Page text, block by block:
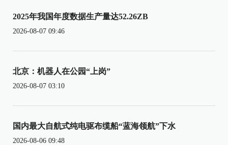
2025年我国年度数据生产量达52.26ZB
2026-08-07 09:46
北京：机器人在公园“上岗”
2026-08-07 03:10
国内最大自航式纯电驱布缆船“蓝海领航”下水
2026-08-06 09:48